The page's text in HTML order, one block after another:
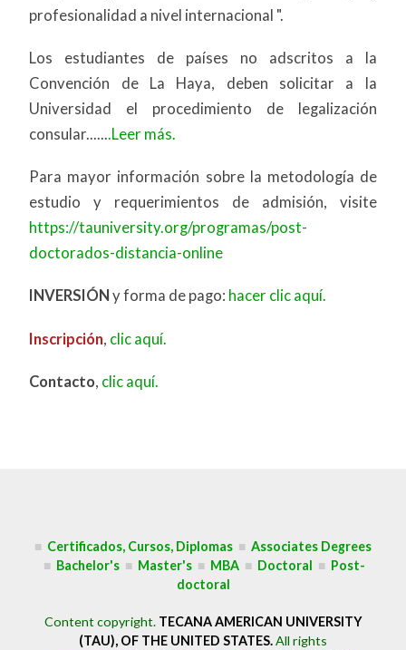
profesionalidad a nivel internacional ".
Los estudiantes de países no adscritos a la
Convención de La Haya, deben solicitar a la
Universidad el procedimiento de legalización
consular.......Leer más.
Para mayor información sobre la metodología de
estudio y requerimientos de admisión, visite
https://tauniversity.org/programas/post-
doctorados-distancia-online
INVERSIÓN y forma de pago: hacer clic aquí.
Inscripción, clic aquí.
Contacto, clic aquí.
■ Certificados, Cursos, Diplomas ■ Associates Degrees
■ Bachelor's ■ Master's ■ MBA ■ Doctoral ■ Post-
doctoral
Content copyright. TECANA AMERICAN UNIVERSITY
(TAU), OF THE UNITED STATES.All rights